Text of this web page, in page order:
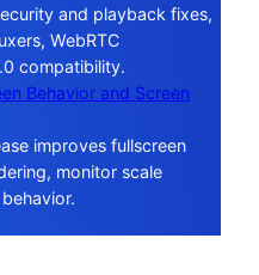
and playback fixes,
WebRTC
compatibility.
Behavior and Screen
improves fullscreen
monitor scale